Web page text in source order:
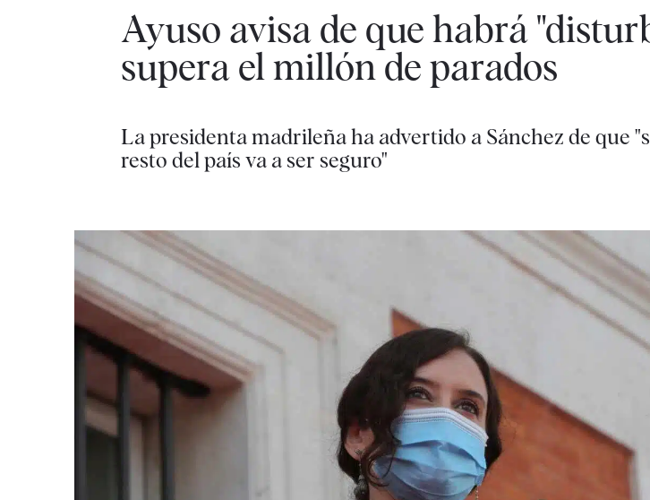
Ayuso avisa de que habrá
supera el millón de parados
La presidenta madrileña ha advertido a Sánchez de que
resto del país va a ser seguro"